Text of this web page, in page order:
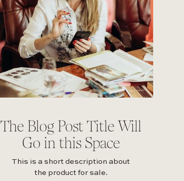
The Blog Post Title Will
Go in this Space
This is a short description about
the product for sale.